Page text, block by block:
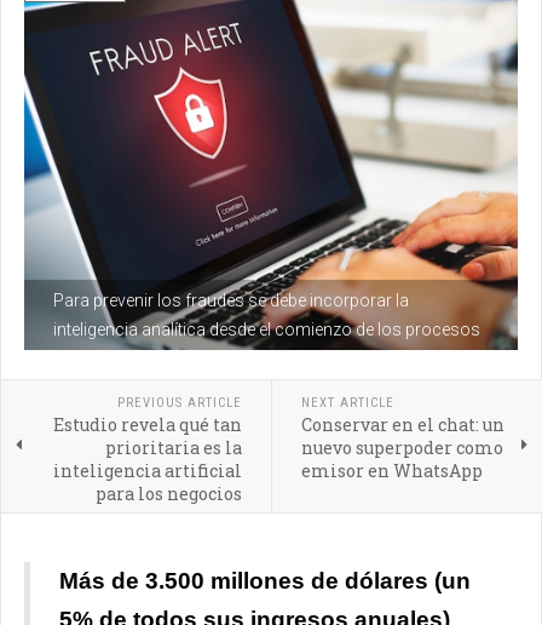
Para prevenir los fraudes se debe incorporar la
inteligencia analítica desde el comienzo de los procesos
PREVIOUS ARTICLE
Estudio revela qué tan
prioritaria es la
inteligencia artificial
para los negocios
NEXT ARTICLE
Conservar en el chat: un
nuevo superpoder como
emisor en WhatsApp
Más de 3.500 millones de dólares (un